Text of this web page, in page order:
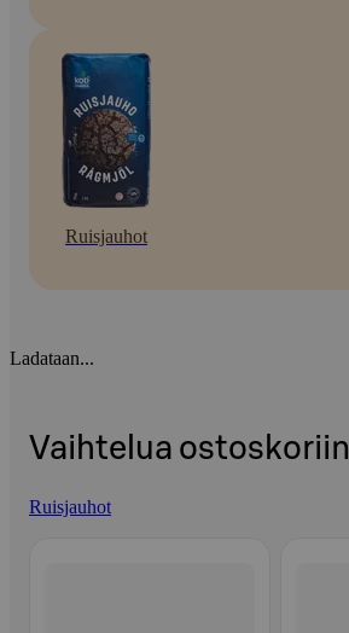
Ruisjauhot
Ladataan...
Vaihtelua ostoskoriin
Ruisjauhot